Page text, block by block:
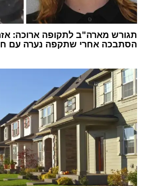
תגורש מארה"ב לתקופה ארוכה:
הסתבכה אחרי שתקפה נערה עם